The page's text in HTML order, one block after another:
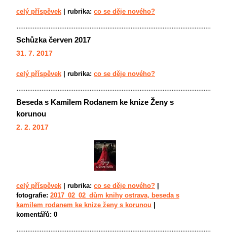
celý příspěvek rubrika: co se děje nového?
Schůzka červen 2017
31. 7. 2017
celý příspěvek rubrika: co se děje nového?
Beseda s Kamilem Rodanem ke knize Ženy s
korunou
2. 2. 2017
celý příspěvek rubrika: co se děje nového?
fotografie: 2017_02_02_dům knihy ostrava, beseda s
kamilem rodanem ke knize ženy s korunou
komentářů: 0